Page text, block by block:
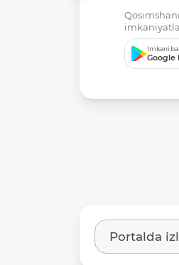
Imkani
Google